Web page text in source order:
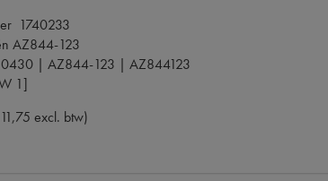
1740233
AZ844-123
| AZ844-123 | AZ844123
1]
excl. btw)